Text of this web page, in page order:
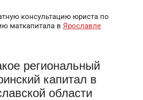
консультацию юриста по
маткапитала в Ярославле
региональный
капитал в
области